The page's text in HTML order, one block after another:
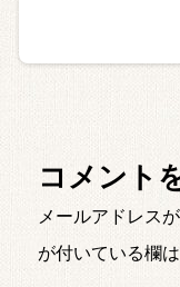
コメント
メールアドレス
が付いている欄